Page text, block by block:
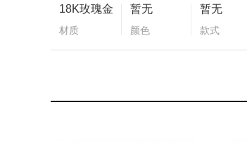
18K玫瑰金
材质
暂无
颜色
暂无
款式